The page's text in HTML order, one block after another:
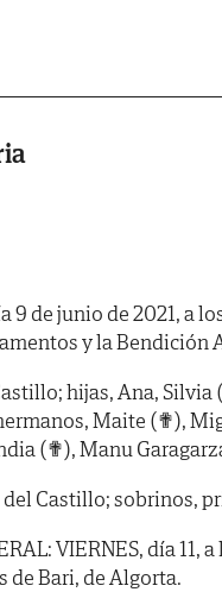
9 de junio de 2021, a
y la Bendición
hijas, Ana,
Maite (✟),
(✟), Manu
Castillo; sobrinos,
VIERNES, día 11,
de Bari, de Algorta.